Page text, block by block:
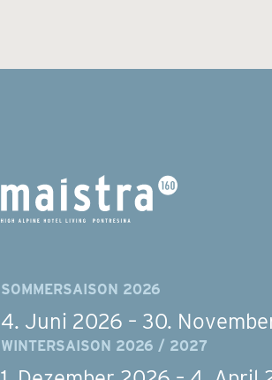
SOMMERSAISON 2026
4. Juni 2026 – 30.
WINTERSAISON 2026 / 2027